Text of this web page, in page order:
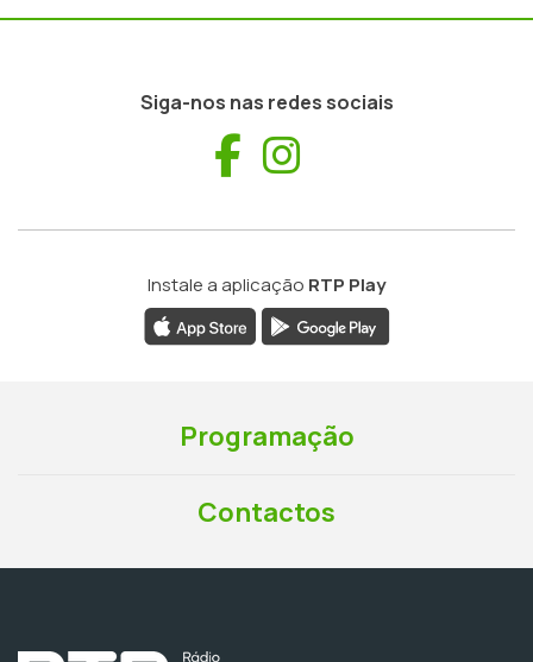
Siga-nos nas redes sociais
Facebook
Instale a aplicação RTP Play
Programação
Contactos